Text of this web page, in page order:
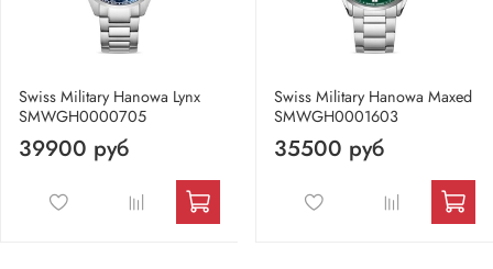
Swiss Military Hanowa Lynx
SMWGH0000705
39900 руб
Swiss Military Hanowa Maxed
SMWGH0001603
35500 руб